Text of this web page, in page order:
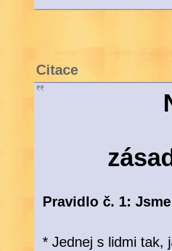
Citace
Pravidlo č. 1:
* Jednej s lidmi tak,